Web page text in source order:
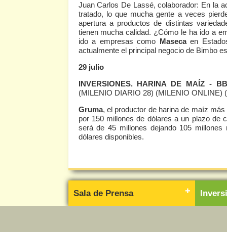
Juan Carlos De Lassé, colaborador: En la
tratado, lo que mucha gente a veces
apertura a productos de distintas
tienen mucha calidad. ¿Cómo le ha ido a
ido a empresas como Masecaen
actualmente el principal negocio de Bimbo
29 julio
INVERSIONES. HARINA DE MAÍZ -
(MILENIO DIARIO 28) (MILENIO ONLINE)
Gruma, el productor de harina de maíz
por 150 millones de dólares a un plazo de
será de 45 millones dejando 105
dólares disponibles.
Sala de Prensa